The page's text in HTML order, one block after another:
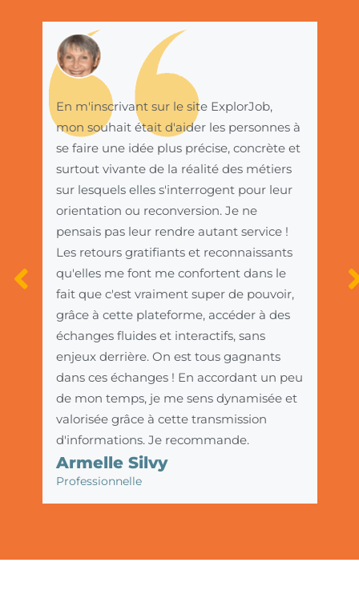
En m'inscrivant sur le site ExplorJob,
mon souhait était d'aider les personnes à
se faire une idée plus précise, concrète et
surtout vivante de la réalité des métiers
sur lesquels elles s'interrogent pour leur
orientation ou reconversion. Je ne
pensais pas leur rendre autant service !
Les retours gratifiants et reconnaissants
qu'elles me font me confortent dans le
fait que c'est vraiment super de pouvoir,
grâce à cette plateforme, accéder à des
échanges fluides et interactifs, sans
enjeux derrière. On est tous gagnants
dans ces échanges ! En accordant un peu
de mon temps, je me sens dynamisée et
valorisée grâce à cette transmission
d'informations. Je recommande.
Armelle Silvy
Professionnelle